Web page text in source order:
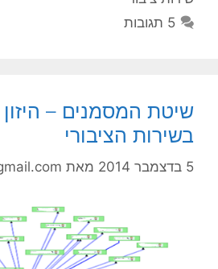
5 תגובות
שיטת המסמנים – היזון
בשירות הציבורי
5 בדצמבר 2014 מאת